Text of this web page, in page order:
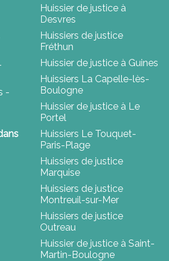
-
Huissier de justice à
Desvres
Huissiers de justice
Fréthun
Huissier de justice à Guines
Huissiers La Capelle-lès-
Boulogne
Huissier de justice à Le
Portel
Huissiers Le Touquet-
Paris-Plage
Huissiers de justice
Marquise
Huissiers de justice
Montreuil-sur-Mer
Huissiers de justice
Outreau
Huissier de justice à Saint-
Martin-Boulogne